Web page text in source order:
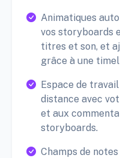
Animatiques
vos storyboards
titres et son, et
grâce à une
Espace de
distance avec
et aux
storyboards.
Champs de